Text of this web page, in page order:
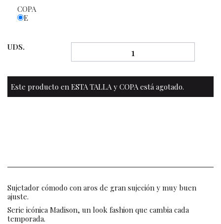
COPA
E
UDS.
Este producto en ESTA TALLA y COPA está agotado.
Sujetador cómodo con aros de gran sujeción y muy buen
ajuste.
Serie icónica Madison, un look fashion que cambia cada
temporada.